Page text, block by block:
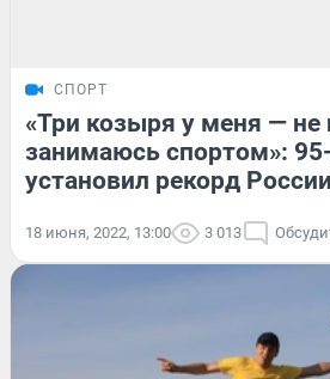
СПОРТ
«Три козыря у меня —
занимаюсь спортом»:
установил рекорд России
18 июня, 2022, 13:00 3 013